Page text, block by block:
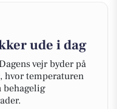
ude i dag
vejr byder på
hvor temperaturen
behagelig